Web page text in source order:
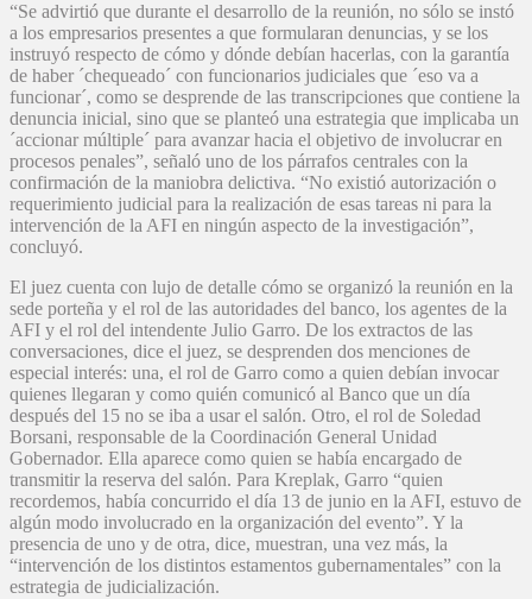
“Se advirtió que durante el desarrollo de la reunión, no sólo se instó
a los empresarios presentes a que formularan denuncias, y se los
instruyó respecto de cómo y dónde debían hacerlas, con la garantía
de haber ´chequeado´ con funcionarios judiciales que ´eso va a
funcionar´, como se desprende de las transcripciones que contiene la
denuncia inicial, sino que se planteó una estrategia que implicaba un
´accionar múltiple´ para avanzar hacia el objetivo de involucrar en
procesos penales”, señaló uno de los párrafos centrales con la
confirmación de la maniobra delictiva. “No existió autorización o
requerimiento judicial para la realización de esas tareas ni para la
intervención de la AFI en ningún aspecto de la investigación”,
concluyó.
El juez cuenta con lujo de detalle cómo se organizó la reunión en la
sede porteña y el rol de las autoridades del banco, los agentes de la
AFI y el rol del intendente Julio Garro. De los extractos de las
conversaciones, dice el juez, se desprenden dos menciones de
especial interés: una, el rol de Garro como a quien debían invocar
quienes llegaran y como quién comunicó al Banco que un día
después del 15 no se iba a usar el salón. Otro, el rol de Soledad
Borsani, responsable de la Coordinación General Unidad
Gobernador. Ella aparece como quien se había encargado de
transmitir la reserva del salón. Para Kreplak, Garro “quien
recordemos, había concurrido el día 13 de junio en la AFI, estuvo de
algún modo involucrado en la organización del evento”. Y la
presencia de uno y de otra, dice, muestran, una vez más, la
“intervención de los distintos estamentos gubernamentales” con la
estrategia de judicialización.